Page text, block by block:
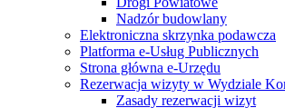
Nadzór budowlany
Elektroniczna skrzynka podawcza
Platforma e-Usług Publicznych
Strona główna e-Urzędu
Rezerwacja wizyty w Wydziale
Zasady rezerwacji wizyt